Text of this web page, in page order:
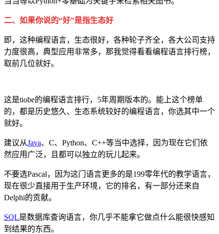
二、如果你说的“好”是指生态好
即，这种编程语言，生态很好，各种轮子齐全，各大公司支持
力度很高，典型应用非常多，那我觉得看看编程语言排行榜，
取前几位就好。
这是tiobe的编程语言排行，5年周期版本的。能上这个榜单
的，都是历史悠久、生态系统较好的编程语言，你选其中一个
就好。
建议从Java、C、Python、C++等当中选择，因为现在它们依
然应用广泛，且都可以独立的玩儿起来。
不要选Pascal，因为这门语言更多的是199零年代的教学语言，
现在很少直接用于生产环境，它的排名，有一部分还来自
Delphi的贡献。
SQL是数据库查询语言，你几乎不能拿它做点什么能很快感知
到结果的东西。